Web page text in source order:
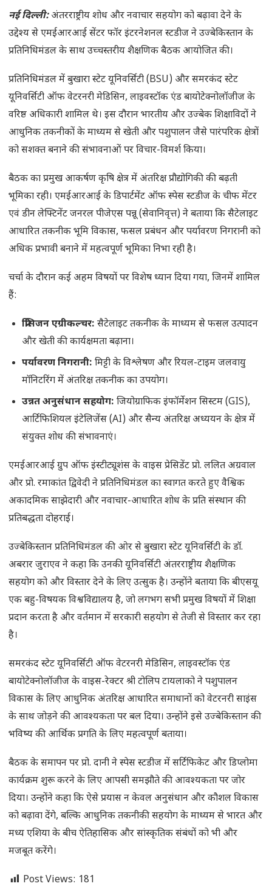
नई दिल्ली:अंतरराष्ट्रीय शोध और नवाचार सहयोग को बढ़ावा देने के
उद्देश्य से एमईआरआई सेंटर फॉर इंटरनेशनल स्टडीज ने उज्बेकिस्तान के
प्रतिनिधिमंडल के साथ उच्चस्तरीय शैक्षणिक बैठक आयोजित की।
प्रतिनिधिमंडल में बुखारा स्टेट यूनिवर्सिटी (BSU) और समरकंद स्टेट
यूनिवर्सिटी ऑफ वेटरनरी मेडिसिन, लाइवस्टॉक एंड बायोटेक्नोलॉजीज के
वरिष्ठ अधिकारी शामिल थे। इस दौरान भारतीय और उज्बेक शिक्षाविदों ने
आधुनिक तकनीकों के माध्यम से खेती और पशुपालन जैसे पारंपरिक क्षेत्रों
को सशक्त बनाने की संभावनाओं पर विचार-विमर्श किया।
बैठक का प्रमुख आकर्षण कृषि क्षेत्र में अंतरिक्ष प्रौद्योगिकी की बढ़ती
भूमिका रही। एमईआरआई के डिपार्टमेंट ऑफ स्पेस स्टडीज के चीफ मेंटर
एवं डीन लेफ्टिनेंट जनरल पीजेएस पन्नू (सेवानिवृत्त) ने बताया कि सैटेलाइट
आधारित तकनीक भूमि विकास, फसल प्रबंधन और पर्यावरण निगरानी को
अधिक प्रभावी बनाने में महत्वपूर्ण भूमिका निभा रही है।
चर्चा के दौरान कई अहम विषयों पर विशेष ध्यान दिया गया, जिनमें शामिल
हैं:
प्रिसिजन एग्रीकल्चर: सैटेलाइट तकनीक के माध्यम से फसल उत्पादन
और खेती की कार्यक्षमता बढ़ाना।
पर्यावरण निगरानी: मिट्टी के विश्लेषण और रियल-टाइम जलवायु
मॉनिटरिंग में अंतरिक्ष तकनीक का उपयोग।
उन्नत अनुसंधान सहयोग: जियोग्राफिक इंफॉर्मेशन सिस्टम (GIS),
आर्टिफिशियल इंटेलिजेंस (AI) और सैन्य अंतरिक्ष अध्ययन के क्षेत्र में
संयुक्त शोध की संभावनाएं।
एमईआरआई ग्रुप ऑफ इंस्टीट्यूशंस के वाइस प्रेसिडेंट प्रो. ललित अग्रवाल
और प्रो. रमाकांत द्विवेदी ने प्रतिनिधिमंडल का स्वागत करते हुए वैश्विक
अकादमिक साझेदारी और नवाचार-आधारित शोध के प्रति संस्थान की
प्रतिबद्धता दोहराई।
उज्बेकिस्तान प्रतिनिधिमंडल की ओर से बुखारा स्टेट यूनिवर्सिटी के डॉ.
अबरार जुराएव ने कहा कि उनकी यूनिवर्सिटी अंतरराष्ट्रीय शैक्षणिक
सहयोग को और विस्तार देने के लिए उत्सुक है। उन्होंने बताया कि बीएसयू
एक बहु-विषयक विश्वविद्यालय है, जो लगभग सभी प्रमुख विषयों में शिक्षा
प्रदान करता है और वर्तमान में सरकारी सहयोग से तेजी से विस्तार कर रहा
है।
समरकंद स्टेट यूनिवर्सिटी ऑफ वेटरनरी मेडिसिन, लाइवस्टॉक एंड
बायोटेक्नोलॉजीज के वाइस-रेक्टर श्री टोलिप टायलाको ने पशुपालन
विकास के लिए आधुनिक अंतरिक्ष आधारित समाधानों को वेटरनरी साइंस
के साथ जोड़ने की आवश्यकता पर बल दिया। उन्होंने इसे उज्बेकिस्तान की
भविष्य की आर्थिक प्रगति के लिए महत्वपूर्ण बताया।
बैठक के समापन पर प्रो. दानी ने स्पेस स्टडीज में सर्टिफिकेट और डिप्लोमा
कार्यक्रम शुरू करने के लिए आपसी समझौते की आवश्यकता पर जोर
दिया। उन्होंने कहा कि ऐसे प्रयास न केवल अनुसंधान और कौशल विकास
को बढ़ावा देंगे, बल्कि आधुनिक तकनीकी सहयोग के माध्यम से भारत और
मध्य एशिया के बीच ऐतिहासिक और सांस्कृतिक संबंधों को भी और
मजबूत करेंगे।
Post Views: 181